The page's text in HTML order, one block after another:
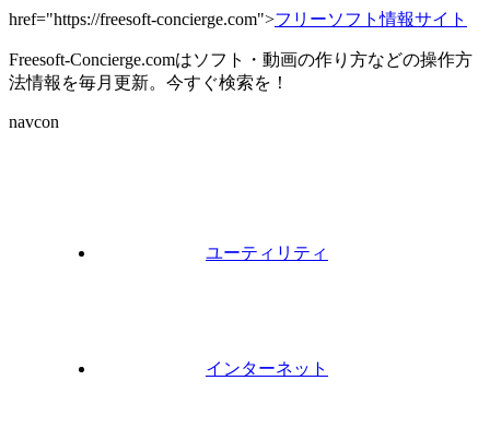
href="https://freesoft-concierge.com">フリーソフト情報サイト
Freesoft-Concierge.comはソフト・動画の作り方などの操作方
法情報を毎月更新。今すぐ検索を！
navcon
ユーティリティ
インターネット